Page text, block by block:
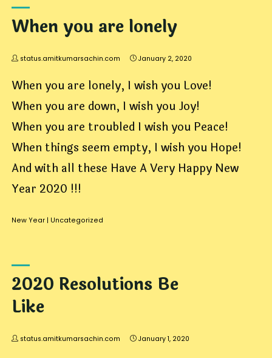
When you are lonely
status.amitkumarsachin.com January 2, 2020
When you are lonely, I wish you Love!
When you are down, I wish you Joy!
When you are troubled I wish you Peace!
When things seem empty, I wish you Hope!
And with all these Have A Very Happy New
Year 2020 !!!
New Year | Uncategorized
2020 Resolutions Be
Like
status.amitkumarsachin.com January 1, 2020